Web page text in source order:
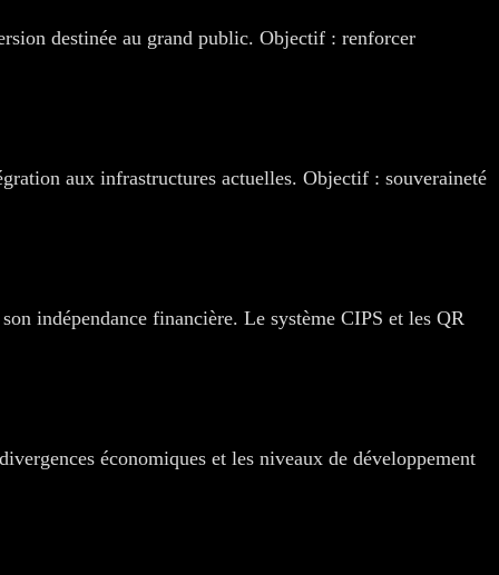
destinée au grand public. Objectif : renforcer
aux infrastructures actuelles. Objectif : souveraineté
indépendance financière. Le système CIPS et les QR
économiques et les niveaux de développement